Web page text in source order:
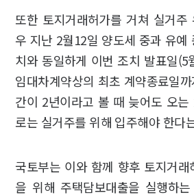
또한 토지거래허가를 거쳐 실거주
우 지난 2월12일 양도세 중과 유예
치와 동일하게 이번 조치 발표일(5
임대차계약상의 최초 계약종료일
간이 2년이라고 볼 때 늦어도 오
로는 실거주를 위해 입주해야 한다
국토부는 이와 함께 향후 토지거
을 위해 주택담보대출을 실행하